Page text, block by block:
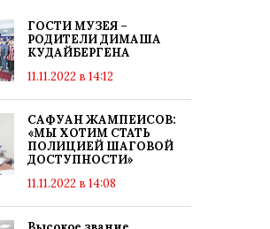
ГОСТИ МУЗЕЯ –
РОДИТЕЛИ ДИМАША
КУДАЙБЕРГЕНА
11.11.2022 в 14:12
САФУАН ЖАМПЕИСОВ:
«МЫ ХОТИМ СТАТЬ
ПОЛИЦИЕЙ ШАГОВОЙ
ДОСТУПНОСТИ»
11.11.2022 в 14:08